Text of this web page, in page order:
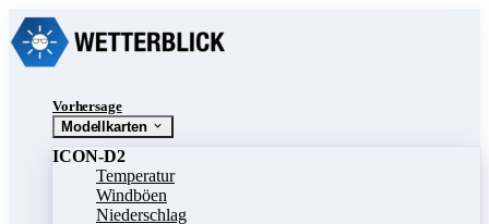
Vorhersage
Modellkarten
ICON-D2
Temperatur
Windböen
Niederschlag